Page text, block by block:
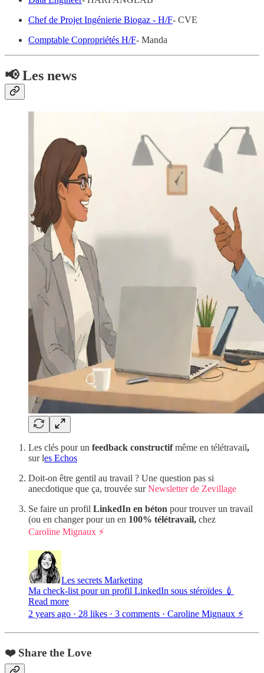
Chef de Projet Ingénierie Biogaz - H/F- CVE
Comptable Copropriétés H/F- Manda
📢 Les news
Les clés pour un feedback constructifmême en télétravail,
sur les Echos
Doit-on être gentil au travail ? Une question pas si
anecdotique que ça, trouvée surNewsletter de Zevillage
Se faire un profil LinkedIn en béton pour trouver un travail
(ou en changer pour un en 100% télétravail, chez
Caroline Mignaux ⚡️
Les secrets Marketing
Ma check-list pour un profil LinkedIn sous stéroïdes 💉
Read more
2 years ago · 28 likes · 3 comments · Caroline Mignaux ⚡️
❤️ Share the Love